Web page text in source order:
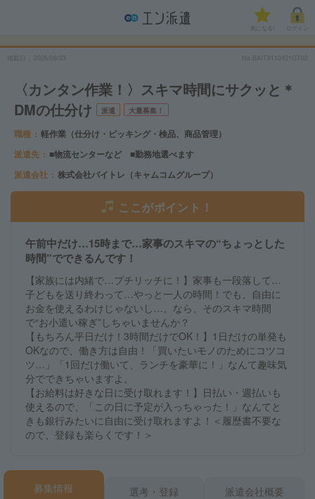
気になる!
No.BAIT8110421GT02
〈カンタン作業！〉スキマ時間にサクッと＊
DMの仕分け
派遣 大量募集！
職種
軽作業（仕分け・ピッキング・検品、商品管理）
派遣先
■物流センターなど ■勤務地選べます
派遣会社
株式会社バイトレ（キャムコムグループ）
ここがポイント！
午前中だけ…15時まで…家事のスキマの“ちょっとした
時間”でできるんです！
【家族には内緒で…プチリッチに！】家事も一段落して…
子どもを送り終わって…やっと一人の時間！でも、自由に
お金を使えるわけじゃないし…。なら、そのスキマ時間
で“お小遣い稼ぎ”しちゃいませんか？
【もちろん平日だけ！3時間だけでOK！】1日だけの単発も
OKなので、働き方は自由！「買いたいモノのためにコツコ
ツ…」「1回だけ働いて、ランチを豪華に！」なんて趣味気
分でできちゃいますよ。
【お給料は好きな日に受け取れます！】日払い・週払いも
使えるので、「この日に予定が入っちゃった！」なんてと
きも銀行みたいに自由に受け取れますよ！＜履歴書不要な
ので、登録も楽らくです！＞
募集情報 選考・登録 派遣会社概要